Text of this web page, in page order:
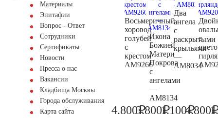
Материалы
Эпитафии
Вопрос - Ответ
Сотрудники
Сертификаты
Новости
Пресса о нас
Вакансии
Кладбища Москвы
Города обслуживания
Карта сайта
Восьмеричный
хоровод
голубей
с
крестом
AM9266
5.000
4.800₽
Икона
Божией
Матери
Покрова
с
ангелами
—
AM8134
4.000
3.800₽
Два
ангела
с
раскрытыми
крыльями
—
AM8034
1.200
1.100₽
с
4.800